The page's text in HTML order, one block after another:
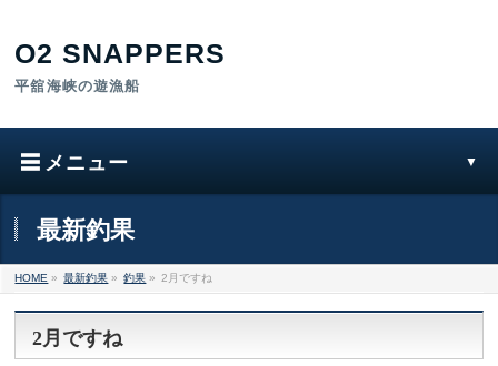
最新釣果
HOME » 最新釣果 » 釣果 » 2月ですね
2月ですね